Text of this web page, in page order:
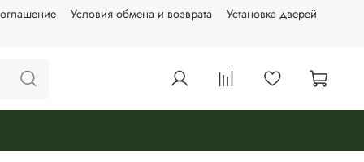
Условия обмена и возврата Установка дверей